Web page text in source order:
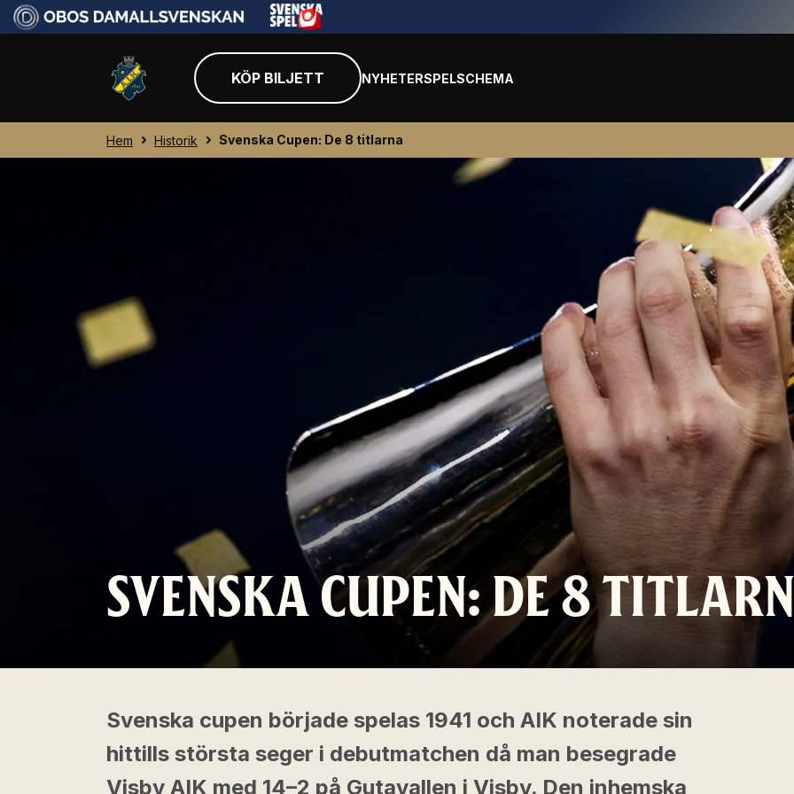
KÖP BILJETT NYHETERSPELSCHEMA
Hem Historik Svenska Cupen: De 8 titlarna
SVENSKA CUPEN: DE 8
Svenska cupen började spelas 1941 och AIK noterade sin
hittills största seger i debutmatchen då man besegrade
Visby AIK med 14–2 på Gutavallen i Visby. Den inhemska